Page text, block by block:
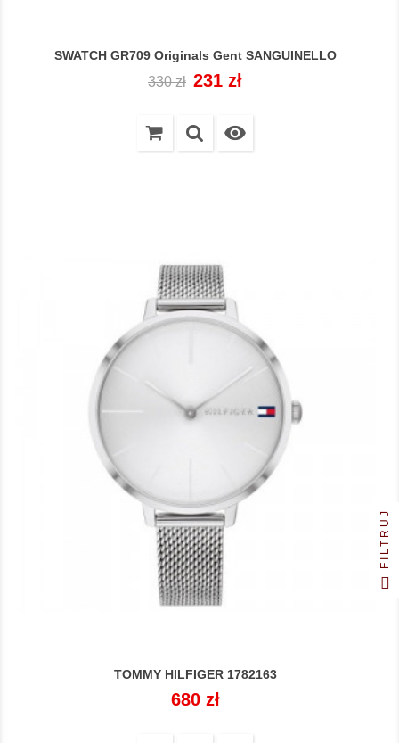
SWATCH GR709 Originals Gent SANGUINELLO
Cena
330 zł Cena
231 zł

TOMMY HILFIGER 1782163
Cena
680 zł
FILTRUJ